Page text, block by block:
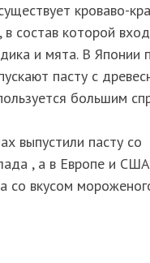
кроваво-
в состав которой
и мята. В Японии
пасту с
большим
выпустили пасту со
, а в Европе и
со вкусом